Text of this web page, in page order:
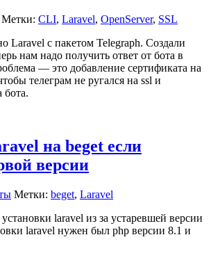
Метки: CLI, Laravel, OpenServer, SSL
Laravel с пакетом Telegraph. Создали
нам надо получить ответ от бота в
— это добавление сертификата на
телеграм не ругался на ssl и
бота.
на beget если
версии
Метки: beget, Laravel
laravel из за устаревшей версии
laravel нужен был php версии 8.1 и